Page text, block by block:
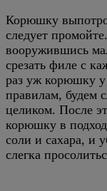
Корюшку
следует
вооружившись
срезать филе с
раз уж корюшку у
правилам, будем
целиком. После
корюшку в
соли и сахара, и
слегка